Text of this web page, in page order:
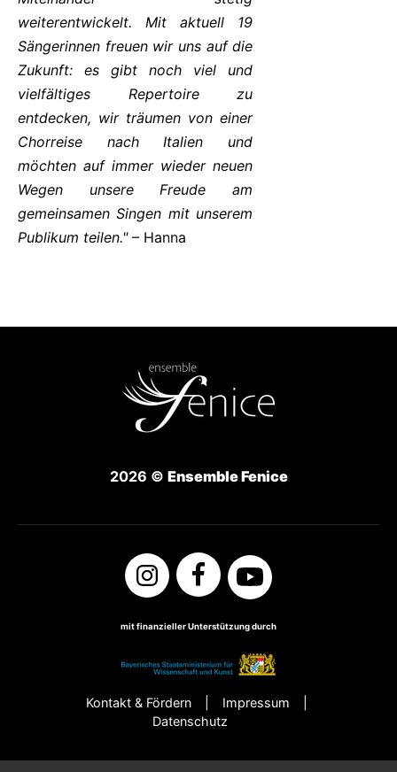
weiterentwickelt. Mit aktuell 19
Sängerinnen freuen wir uns auf die
Zukunft: es gibt noch viel und
vielfältiges Repertoire zu
entdecken, wir träumen von einer
Chorreise nach Italien und
möchten auf immer wieder neuen
Wegen unsere Freude am
gemeinsamen Singen mit unserem
Publikum teilen."– Hanna
2026 © Ensemble Fenice
mit finanzieller Unterstützung durch
Kontakt & Fördern
Impressum
Datenschutz